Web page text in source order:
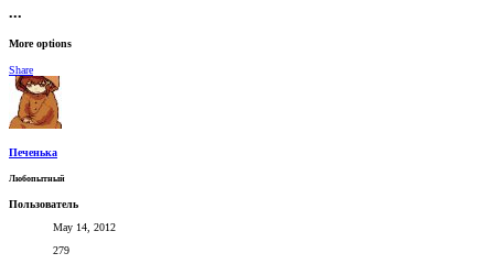
•••
More options
Share
Печенька
Любопытный
Пользователь
May 14, 2012
279